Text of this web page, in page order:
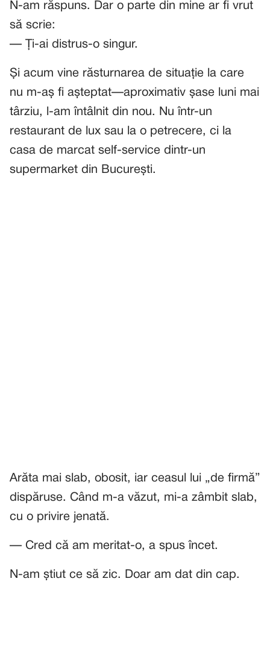
N-am răspuns. Dar o parte din mine ar fi vrut
să scrie:
— Ți-ai distrus-o singur.
Și acum vine răsturnarea de situație la care
nu m-aș fi așteptat—aproximativ șase luni mai
târziu, l-am întâlnit din nou. Nu într-un
restaurant de lux sau la o petrecere, ci la
casa de marcat self-service dintr-un
supermarket din București.
Arăta mai slab, obosit, iar ceasul lui „de firmă”
dispăruse. Când m-a văzut, mi-a zâmbit slab,
cu o privire jenată.
— Cred că am meritat-o, a spus încet.
N-am știut ce să zic. Doar am dat din cap.